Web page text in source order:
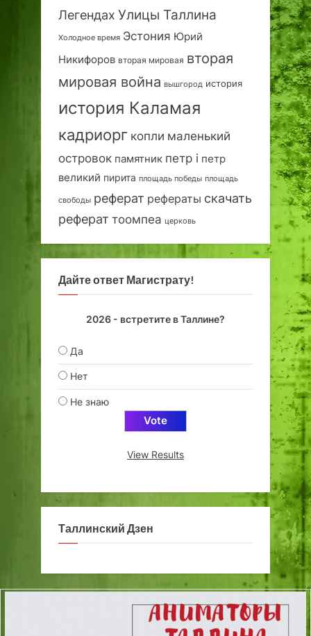
Легендах Улицы Таллина
Холодное время Эстония Юрий
Никифоров вторая мировая вторая
мировая война вышгород история
история Каламая
кадриорг копли маленький
островок памятник петр i петр
великий пирита площадь победы площадь
свободы реферат рефераты скачать
реферат тоомпеа церковь
Дайте ответ Магистрату!
2026 - встретите в Таллине?
Да
Нет
Не знаю
View Results
Таллинский Дзен